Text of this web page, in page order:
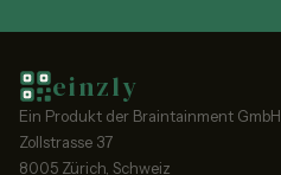
einzly
Ein Produkt der Braintainment GmbH
Zollstrasse 37
8005 Zürich, Schweiz